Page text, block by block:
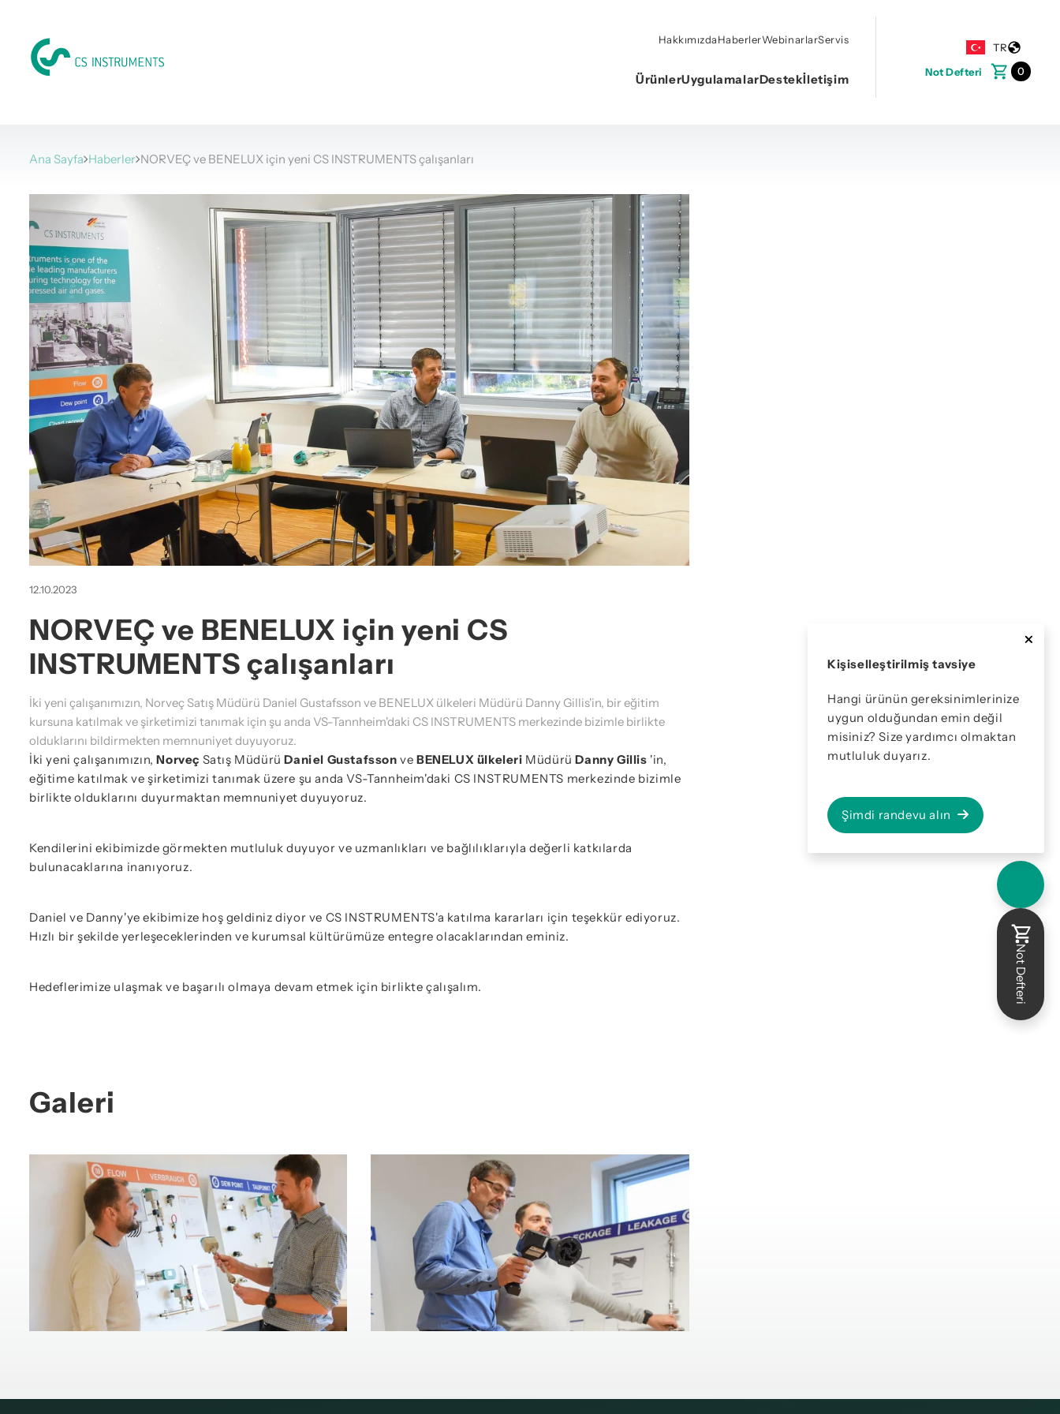
TR
Not Defteri
0
HakkımızdaHaberlerWebinarlarServis
ÜrünlerUygulamalarDestekİletişim
Ana Sayfa Haberler NORVEÇ ve BENELUX için yeni CS INSTRUMENTS çalışanları
12.10.2023
NORVEÇ ve BENELUX için yeni CS
INSTRUMENTS çalışanları
İki yeni çalışanımızın, Norveç Satış Müdürü Daniel Gustafsson ve BENELUX ülkeleri Müdürü Danny Gillis'in, bir eğitim
kursuna katılmak ve şirketimizi tanımak için şu anda VS-Tannheim'daki CS INSTRUMENTS merkezinde bizimle birlikte
olduklarını bildirmekten memnuniyet duyuyoruz.
İki yeni çalışanımızın,Norveç Satış MüdürüDaniel Gustafsson veBENELUX ülkeleri MüdürüDanny Gillis 'in,
eğitime katılmak ve şirketimizi tanımak üzere şu anda VS-Tannheim'daki CS INSTRUMENTS merkezinde bizimle
birlikte olduklarını duyurmaktan memnuniyet duyuyoruz.
Kendilerini ekibimizde görmekten mutluluk duyuyor ve uzmanlıkları ve bağlılıklarıyla değerli katkılarda
bulunacaklarına inanıyoruz.
Daniel ve Danny'ye ekibimize hoş geldiniz diyor ve CS INSTRUMENTS'a katılma kararları için teşekkür ediyoruz.
Hızlı bir şekilde yerleşeceklerinden ve kurumsal kültürümüze entegre olacaklarından eminiz.
Hedeflerimize ulaşmak ve başarılı olmaya devam etmek için birlikte çalışalım.
Galeri
Kişiselleştirilmiş tavsiye
Hangi ürünün gereksinimlerinize
uygun olduğundan emin değil
misiniz? Size yardımcı olmaktan
mutluluk duyarız.
Şimdi randevu alın
Not Defteri